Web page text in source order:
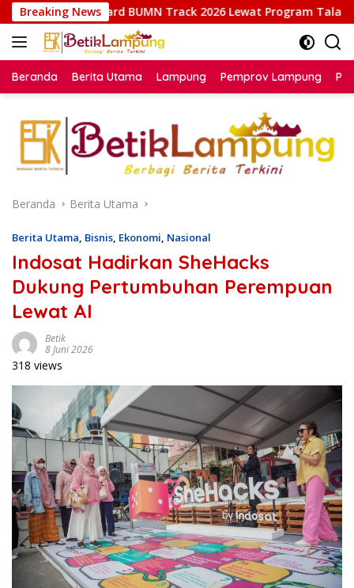
Langsung
ke
konten
Breaking News
Track 2026 Lewat Program Talang Berseri Kalapas
Beranda Berita Utama Lampung Pemprov Lampung
Beranda Berita Utama
Berita Utama, Bisnis, Ekonomi, Nasional
Indosat Hadirkan SheHacks
Dukung Pertumbuhan Perempuan
Lewat AI
Betik
8 Juni 2026
318 views